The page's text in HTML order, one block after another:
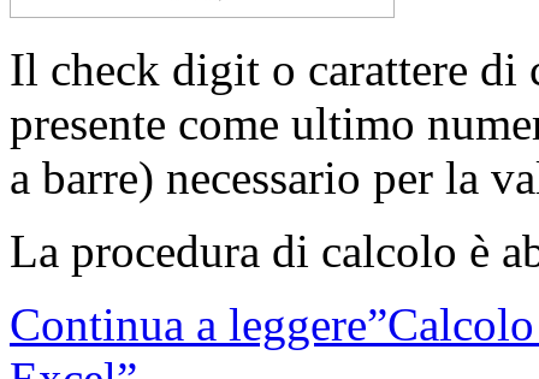
Il check digit o carattere di
presente come ultimo
a barre) necessario per la
La procedura di calcolo è
Continua a